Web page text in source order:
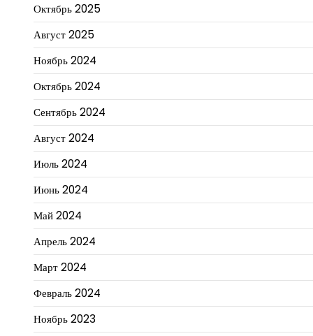
Октябрь 2025
Август 2025
Ноябрь 2024
Октябрь 2024
Сентябрь 2024
Август 2024
Июль 2024
Июнь 2024
Май 2024
Апрель 2024
Март 2024
Февраль 2024
Ноябрь 2023